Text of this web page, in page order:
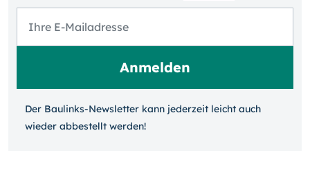
Der Baulinks-Newsletter kann jeder­zeit leicht auch
wieder ab­bestellt werden!